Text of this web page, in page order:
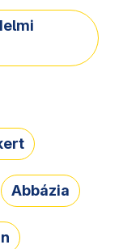
Abbázia